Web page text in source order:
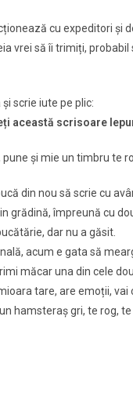
cu expeditori și
vrei să îi trimiți,
scrie iute pe plic:
această scrisoare
pune și mie un timbru te
din nou să scrie cu
grădină, împreună cu
dar nu a găsit.
acum e gata să
măcar una din cele
tare, are emoții,
hamsteraș gri, te rog, te